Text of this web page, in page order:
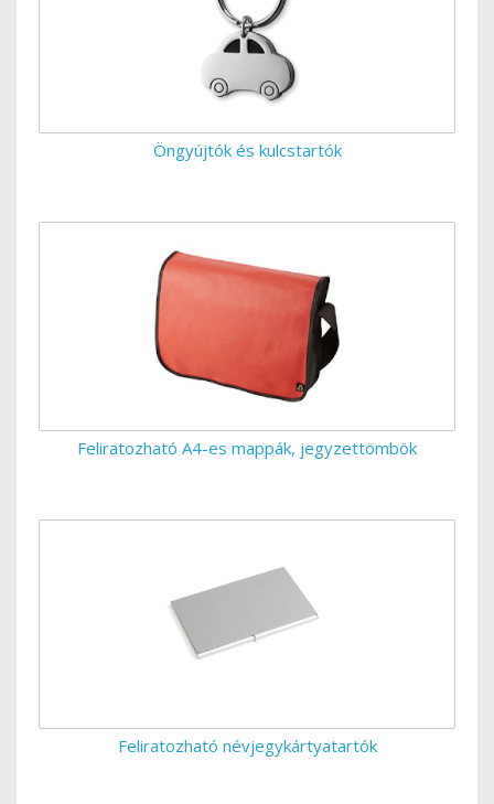
Öngyújtók és kulcstartók
Feliratozható A4-es mappák, jegyzettömbök
Feliratozható névjegykártyatartók